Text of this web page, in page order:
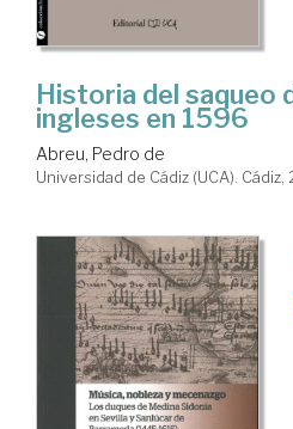
Historia del saqueo
ingleses en 1596
Abreu, Pedro de
Universidad de Cádiz (UCA). Cádiz,